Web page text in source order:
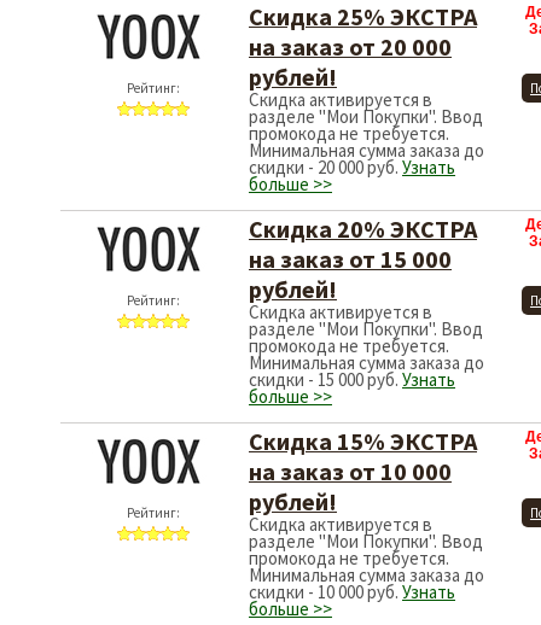
Рейтинг:
Скидка 25% ЭКСТРА
на заказ от 20 000
рублей!
Скидка активируется в
разделе "Мои Покупки". Ввод
промокода не требуется.
Минимальная сумма заказа до
скидки - 20 000 руб. Узнать
больше >>
Рейтинг:
Скидка 20% ЭКСТРА
на заказ от 15 000
рублей!
Скидка активируется в
разделе "Мои Покупки". Ввод
промокода не требуется.
Минимальная сумма заказа до
скидки - 15 000 руб. Узнать
больше >>
Рейтинг:
Скидка 15% ЭКСТРА
на заказ от 10 000
рублей!
Скидка активируется в
разделе "Мои Покупки". Ввод
промокода не требуется.
Минимальная сумма заказа до
скидки - 10 000 руб. Узнать
больше >>